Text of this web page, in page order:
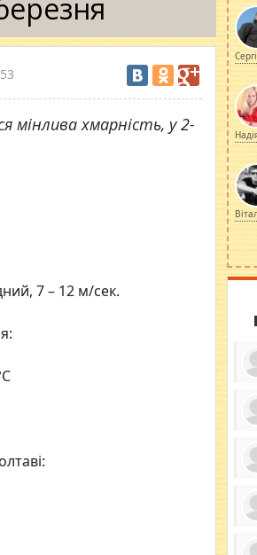
мінлива хмарність, у 2-
7 – 12 м/сек.